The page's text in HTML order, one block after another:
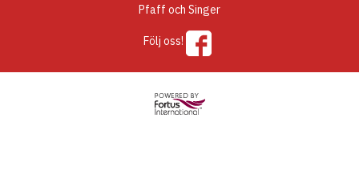
Pfaff och Singer
Följ oss!